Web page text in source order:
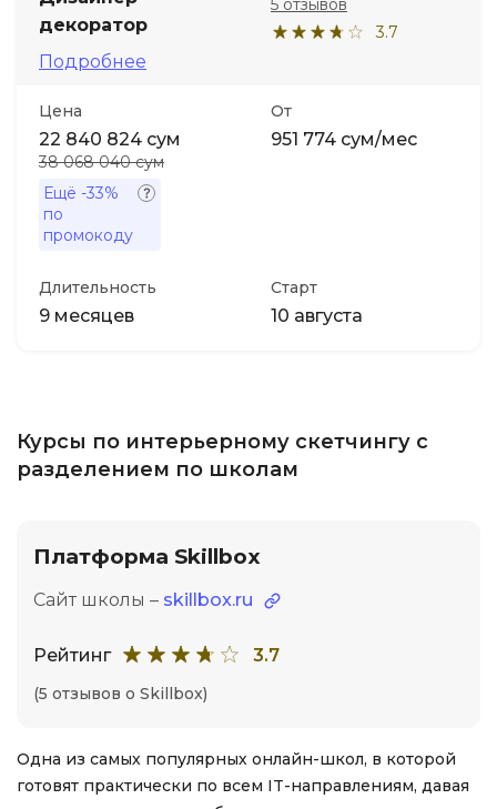
декоратор
Подробнее
3.7
5 отзывов
Цена
22 840 824 сум
38 068 040 сум
Ещё -33%
по
промокоду
От
951 774 сум/мес
Длительность
9 месяцев
Старт
10 августа
Курсы по интерьерному скетчингу с
разделением по школам
Платформа Skillbox
Сайт школы – skillbox.ru
Рейтинг 3.7
(5 отзывов о Skillbox)
Одна из самых популярных онлайн-школ, в которой
готовят практически по всем IT-направлениям, давая